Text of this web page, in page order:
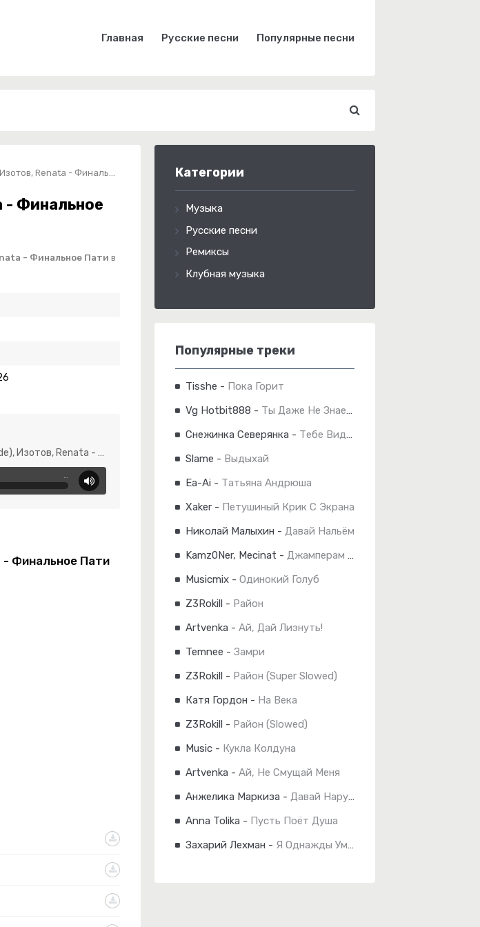
Главная Русские песни Популярные песни
Renata - Финальное Пати
- Финальное
- Финальное Пати в
Инкогнито (Error Code), Изотов, Renata - Финальное Пати
…
- Финальное Пати
Категории
Музыка
Русские песни
Ремиксы
Клубная музыка
Популярные треки
Tisshe - Пока Горит
Vg Hotbit888 - Ты Даже Не Знаешь
Снежинка Северянка - Тебе Видней
Slame - Выдыхай
Ea-Ai - Татьяна Андрюша
Xaker - Петушиный Крик С Экрана
Николай Малыхин - Давай Нальём
Kamz0Ner, Mecinat - Джамперам Сломали Ноги
Musicmix - Одинокий Голуб
Z3Rokill
- Район
Artvenka - Ай, Дай Лизнуть!
Temnee - Замри
Z3Rokill
- Район (Super Slowed)
Катя Гордон - На Века
Z3Rokill
- Район (Slowed)
Music - Кукла Колдуна
Artvenka - Ай, Не Смущай Меня
Анжелика Маркиза - Давай Нарушим Законы
Anna Tolika - Пусть Поёт Душа
Захарий Лехман - Я Однажды Умру